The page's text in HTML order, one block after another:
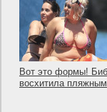
Вот это формы!
восхитила